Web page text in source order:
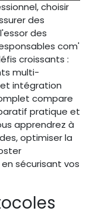
choisir
des
des
com'
croissants :
multi-
intégration
compare
pratique et
apprendrez à
optimiser la
sécurisant vos